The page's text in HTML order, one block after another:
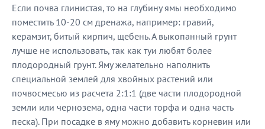
Если почва глинистая, то на глубину ямы необходимо
поместить 10-20 см дренажа, например: гравий,
керамзит, битый кирпич, щебень. А выкопанный грунт
лучше не использовать, так как туи любят более
плодородный грунт. Яму желательно наполнить
специальной землей для хвойных растений или
почвосмесью из расчета 2:1:1 (две части плодородной
земли или чернозема, одна части торфа и одна часть
песка). При посадке в яму можно добавить корневин или